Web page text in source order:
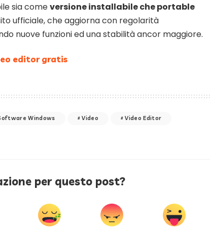
sia comeversione installabile che portable
ufficiale, che aggiorna con regolarità
nuove funzioni ed una stabilità ancor maggiore.
editor gratis
Windows Video
Video Editor
per questo post?